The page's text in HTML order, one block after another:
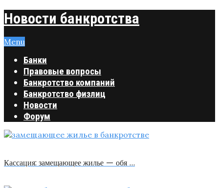
Новости банкротства
Menu
Банки
Правовые вопросы
Банкротство компаний
Банкротство физлиц
Новости
Форум
Кассация: замещающее жилье — обя …